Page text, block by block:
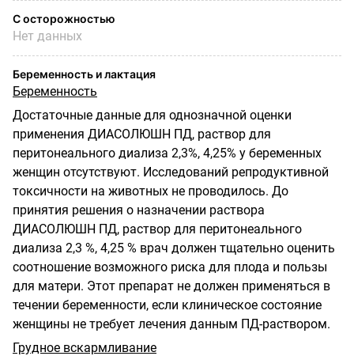
С осторожностью
Нет данных
Беременность и лактация
Беременность
Достаточные данные для однозначной оценки
применения ДИАСОЛЮШН ПД, раствор для
перитонеального диализа 2,3%, 4,25% у беременных
женщин отсутствуют. Исследований репродуктивной
токсичности на животных не проводилось. До
принятия решения о назначении раствора
ДИАСОЛЮШН ПД, раствор для перитонеального
диализа 2,3 %, 4,25 % врач должен тщательно оценить
соотношение возможного риска для плода и пользы
для матери. Этот препарат не должен применяться в
течении беременности, если клиническое состояние
женщины не требует лечения данным ПД-раствором.
Грудное вскармливание